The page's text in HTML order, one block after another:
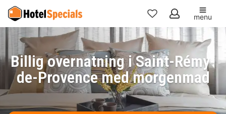
Mine
favoritter
menu
Billig overnatning i Saint-Rémy-
de-Provence med morgenmad